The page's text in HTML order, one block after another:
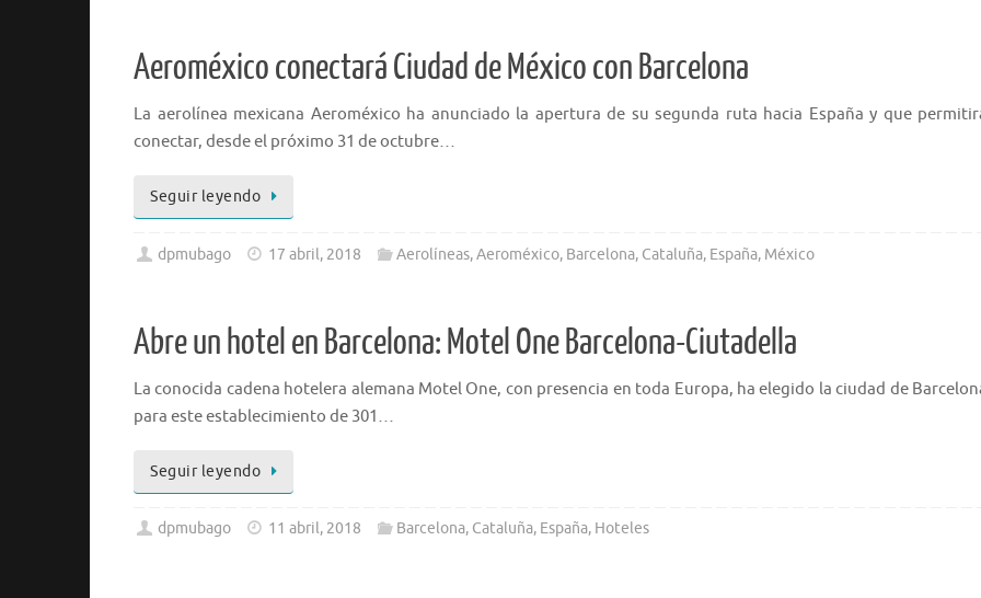
Aeroméxico conectará Ciudad de México con Barcelona
La aerolínea mexicana Aeroméxico ha anunciado la apertura de su segunda ruta hacia España y que
conectar, desde el próximo 31 de octubre…
Seguir leyendo
dpmubago 17 abril, 2018 Aerolíneas,Aeroméxico, Barcelona, Cataluña, España, México
Abre un hotel en Barcelona: Motel One Barcelona-Ciutadella
La conocida cadena hotelera alemana Motel One, con presencia en toda Europa, ha elegido la ciudad de
para este establecimiento de 301…
Seguir leyendo
dpmubago 11 abril, 2018 Barcelona, Cataluña, España, Hoteles